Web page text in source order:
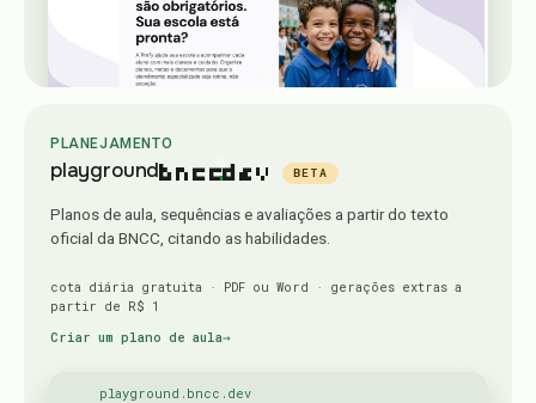
PLANEJAMENTO
playgroundbncc.
dev BETA
Planos de aula, sequências e avaliações a partir do texto
oficial da BNCC, citando as habilidades.
cota diária gratuita · PDF ou Word · gerações extras a
partir de R$ 1
Criar um plano de aula→
playground.bncc.dev